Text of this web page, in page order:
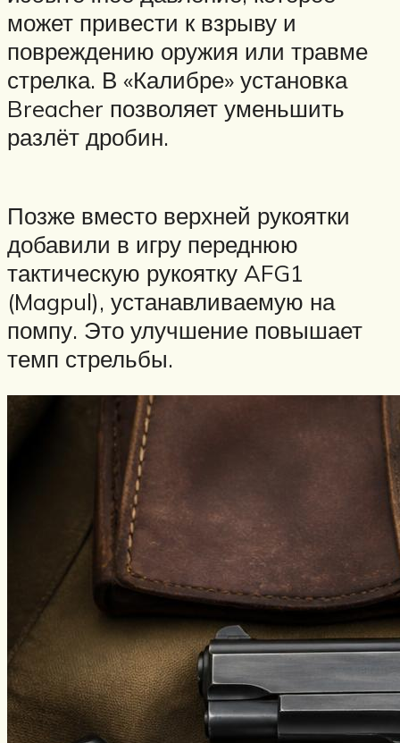
может привести к взрыву и
повреждению оружия или травме
стрелка. В «Калибре» установка
Breacher позволяет уменьшить
разлёт дробин.
Позже вместо верхней рукоятки
добавили в игру переднюю
тактическую рукоятку AFG1
(Magpul), устанавливаемую на
помпу. Это улучшение повышает
темп стрельбы.